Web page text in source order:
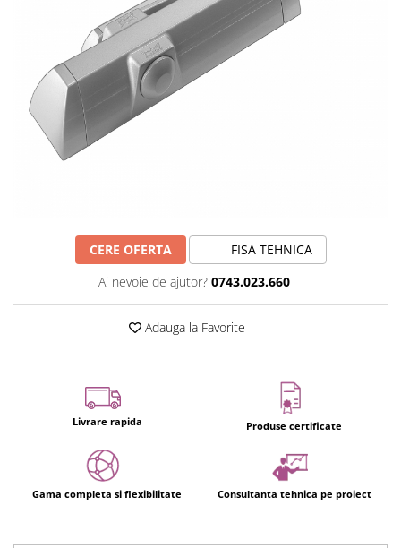
CERE OFERTA
FISA TEHNICA
Ai nevoie de ajutor? 0743.023.660
Adauga la Favorite
Livrare rapida Produse certificate
Gama completa si flexibilitate Consultanta tehnica pe proiect